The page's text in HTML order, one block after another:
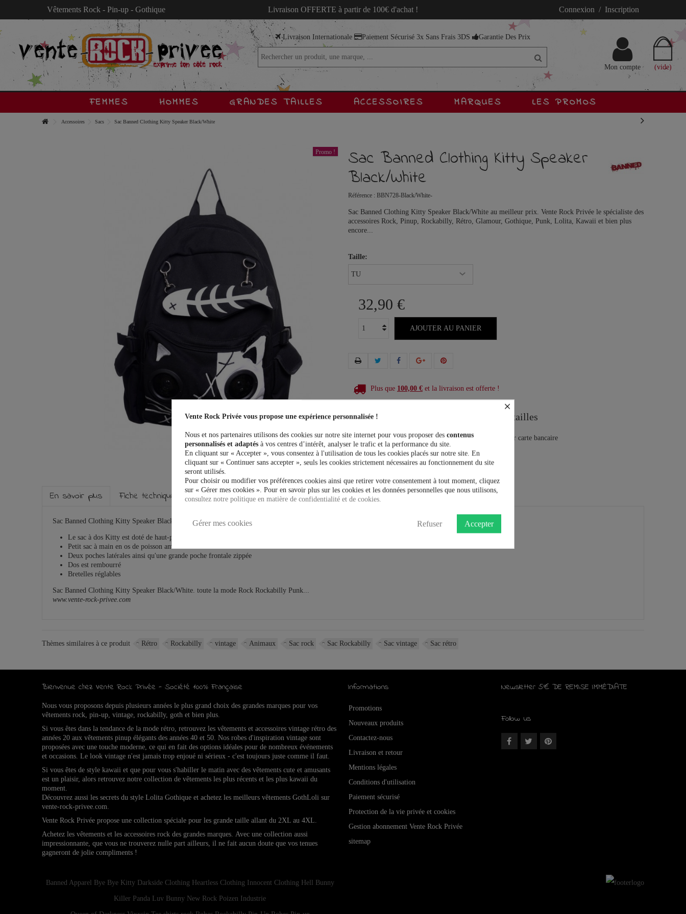
Vêtements Rock - Pin-up - Gothique Livraison OFFERTE à partir de 100€ d'achat ! Connexion / Inscription
Livraison Internationale Paiement Sécurisé 3x Sans Frais 3DS Garantie Des Prix
(vide)
Mon compte
FEMMES HOMMES GRANDES TAILLES ACCESSOIRES MARQUES LES PROMOS
Accessoires Sacs Sac Banned Clothing Kitty Speaker Black/White
Promo !
Sac Banned Clothing Kitty Speaker
Black/White
Référence : BBN728-Black/White-
Sac Banned Clothing Kitty Speaker Black/White au meilleur prix. Vente Rock Privée le spécialiste des
accessoires Rock, Pinup, Rockabilly, Rétro, Glamour, Gothique, Punk, Lolita, Kawaii et bien plus
encore...
Taille:
32,90 €
AJOUTER AU PANIER
Plus que 100,00 € et la livraison est offerte !
Guide des tailles
En savoir plus Fiche technique Marque
Sac Banned Clothing Kitty Speaker Black/White :
Le sac à dos Kittyest doté de haut-parleurs
Petit sac à main en os de poisson amovible
Deux poches latérales ainsi qu'une grande poche frontale zippée
Dos est rembourré
Bretelles réglables
Sac Banned Clothing Kitty Speaker Black/White. toute la mode Rock Rockabilly Punk...
www.vente-rock-privee.com
Thèmes similaires à ce produit Rétro Rockabilly vintage Animaux Sac rock Sac Rockabilly Sac vintage Sac rétro
Bienvenue chez Vente Rock Privée - Société 100% Française
Nous vous proposons depuis plusieurs années le plus grand choix des grandes marques pour vos
vêtements rock, pin-up, vintage, rockabilly, goth et bien plus.
Si vous êtes dans la tendance de la mode rétro, retrouvez les vêtements et accessoires vintage rétro des
années 20 aux vêtements pinup élégants des années 40 et 50.Nos robes d'inspiration vintage sont
proposées avec une touche moderne, ce qui en fait des options idéales pour de nombreux événements
et occasions.Le look vintage n'est jamais trop enjoué ni sérieux - c'est toujours juste comme il faut.
Si vous êtes de style kawaii et que pour vous s'habiller le matin avec des vêtements cute et amusants
est un plaisir, alors retrouvez notre collection de vêtements les plus récents et les plus kawaii du
moment.
Découvrez aussi les secrets du style Lolita Gothique et achetez les meilleurs vêtements GothLoli sur
vente-rock-privee.com.
Vente Rock Privée propose une collection spéciale pour les grande taille allant du 2XL au 4XL.
Achetez les vêtements et les accessoires rock des grandes marques.Avec une collection aussi
impressionnante, que vous ne trouverez nulle part ailleurs, il ne fait aucun doute que vos tenues
gagneront de jolie compliments !
Informations
Promotions
Nouveaux produits
Contactez-nous
Livraison et retour
Mentions légales
Conditions d'utilisation
Paiement sécurisé
Protection de la vie privée et cookies
Gestion abonnement Vente Rock Privée
sitemap
Newsletter 5€ DE REMISE IMMÉDIATE
Follow us
Banned Apparel Bye Bye Kitty Darkside Clothing Heartless Clothing Innocent Clothing Hell Bunny
Killer Panda Luv Bunny New Rock Poizen Industrie
×
Vente Rock Privée vous propose une expérience personnalisée !
Nous et nos partenaires utilisons des cookies sur notre site internet pour vous proposer des contenus
personnalisés et adaptés à vos centres d’intérêt, analyser le trafic et la performance du site.
En cliquant sur « Accepter », vous consentez à l'utilisation de tous les cookies placés sur notre site. En
cliquant sur « Continuer sans accepter », seuls les cookies strictement nécessaires au fonctionnement du site
seront utilisés.
Pour choisir ou modifier vos préférences cookies ainsi que retirer votre consentement à tout moment, cliquez
sur « Gérer mes cookies ». Pour en savoir plus sur les cookies et les données personnelles que nous utilisons,
consultez notre politique en matière de confidentialité et de cookies.
Accepter
Refuser
Gérer mes cookies